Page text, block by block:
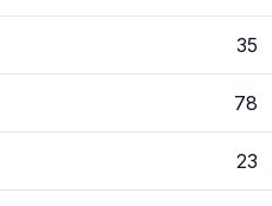
35
78
23